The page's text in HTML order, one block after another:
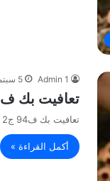
Admin 1 5 سبتمبر، 2023
تعافيت بك ف94 ج2 – رواية تعافيت بك PDF
تعافيت بك ف94 ج2 - رواية تعافيت بك PDF
أكمل القراءة »